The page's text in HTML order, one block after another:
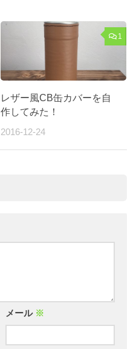
1
レザー風CB缶カバーを自
作してみた！
2016-12-24
メール ※